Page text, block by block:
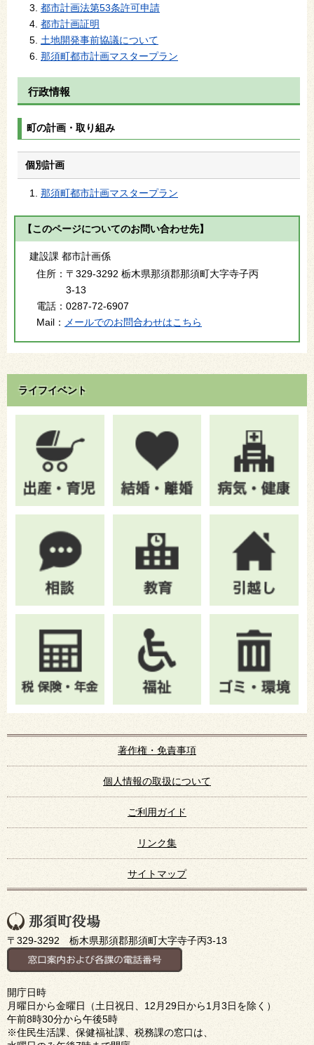
都市計画法第53条許可申請
都市計画証明
土地開発事前協議について
那須町都市計画マスタープラン
行政情報
町の計画・取り組み
個別計画
那須町都市計画マスタープラン
【このページについてのお問い合わせ先】
建設課 都市計画係
住所： 〒329-3292 栃木県那須郡那須町大字寺子丙
3-13
電話： 0287-72-6907
Mail： メールでのお問合わせはこちら
ライフイベント
著作権・免責事項
個人情報の取扱について
ご利用ガイド
リンク集
サイトマップ
〒329-3292 栃木県那須郡那須町大字寺子丙3-13
開庁日時
月曜日から金曜日（土日祝日、12月29日から1月3日を除く）
午前8時30分から午後5時
※住民生活課、保健福祉課、税務課の窓口は、